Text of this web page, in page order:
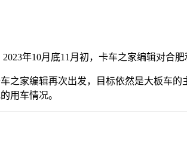
2023年10月底11月初，卡车之家编辑对合
之家编辑再次出发，目标依然是大板车
用车情况。